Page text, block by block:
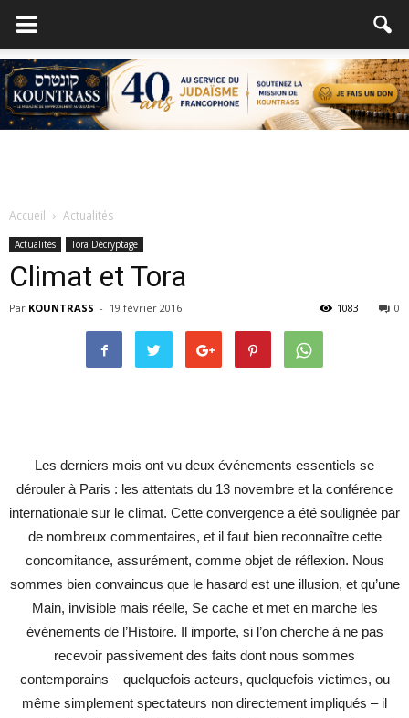
Accueil Actualités
Actualités Tora Décryptage
Climat et Tora
Par KOUNTRASS - 19 février 2016 0
1083
Les derniers mois ont vu deux événements essentiels se
dérouler à Paris : les attentats du 13 novembre et la conférence
internationale sur le climat. Cette convergence a été soulignée par
de nombreux commentaires, et il faut bien reconnaître cette
concomitance, assurément, comme objet de réflexion. Nous
sommes bien convaincus que le hasard est une illusion, et qu’une
Main, invisible mais réelle, Se cache et met en marche les
événements de l’Histoire. Il importe, si l’on cherche à ne pas
recevoir passivement des faits dont nous sommes
contemporains – quelquefois acteurs, quelquefois victimes, ou
même simplement spectateurs non directement impliqués – il